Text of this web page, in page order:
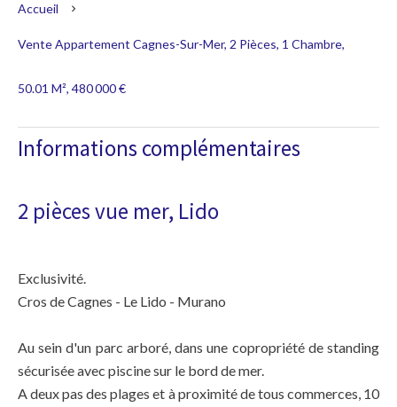
Accueil
Vente Appartement Cagnes-Sur-Mer, 2 Pièces, 1 Chambre,
50.01 M², 480 000 €
Informations complémentaires
2 pièces vue mer, Lido
Exclusivité.
Cros de Cagnes - Le Lido - Murano
Au sein d'un parc arboré, dans une copropriété de standing
sécurisée avec piscine sur le bord de mer.
A deux pas des plages et à proximité de tous commerces, 10